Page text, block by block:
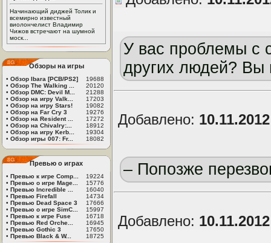
Начинающий диджей Толик и
всемирно известный
виолончелист Владимир
Чижов встречают на шумной
моск...
Обзоры на игры
• Обзор Ibara [PCB/PS2]
19688
• Обзор The Walking ...
20120
• Обзор DMC: Devil M...
21288
• Обзор на игру Valk...
17203
• Обзор на игру Stars!
19082
• Обзор на Far Cry 3
19276
• Обзор на Resident ...
17272
• Обзор на Chivalry:...
18912
• Обзор на игру Kerb...
19304
• Обзор игры 007: Fr... 18082
Превью о играх
• Превью к игре Comp...
19224
• Превью о игре Mage...
15776
• Превью Incredible ...
16040
• Превью Firefall
14734
• Превью Dead Space 3
17666
• Превью о игре SimC...
15997
• Превью к игре Fuse
16718
• Превью Red Orche...
16945
• Превью Gothic 3
17650
• Превью Black & W... 18725
У вас проблемы с
других людей? Вы
Добавлено:
– Попозже
Добавлено: